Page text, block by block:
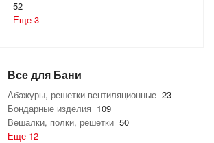
И ОТДЕЛОЧНЫЕ МАТЕРИАЛЫ
ДОМА
ЖИВОТНЫХ
52
Еще 3
Все для Бани
Абажуры, решетки вентиляционные 23
Бондарные изделия 109
Вешалки, полки, решетки 50
Еще 12